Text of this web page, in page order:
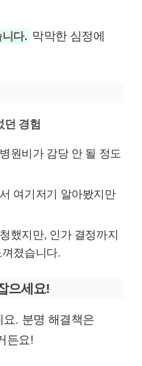
다. 막막한 심정에
던 경험
원비가 감당 안 될 정도
여기저기 알아봤지만
했지만, 인가 결정까지
졌습니다.
으세요!
. 분명 해결책은
든요!